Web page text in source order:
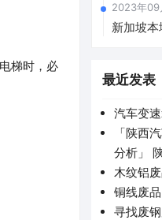
梯时，必
2023年09
新加坡
最近发表
汽车变
「陕西
分析」
木纹铝
铜线废
寻找废